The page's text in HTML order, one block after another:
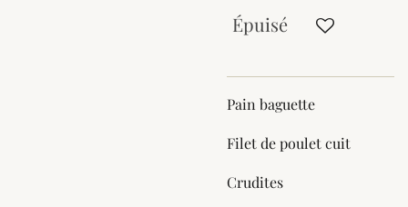
Épuisé
Pain baguette
Filet de poulet cuit
Crudites